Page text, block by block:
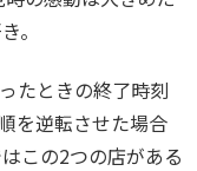
。
たときの終了時刻
を逆転させた場合
この2つの店がある